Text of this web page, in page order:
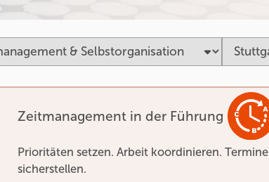
Zeitmanagement in der Führung
Prioritäten setzen. Arbeit koordinieren. Termine
sicherstellen.